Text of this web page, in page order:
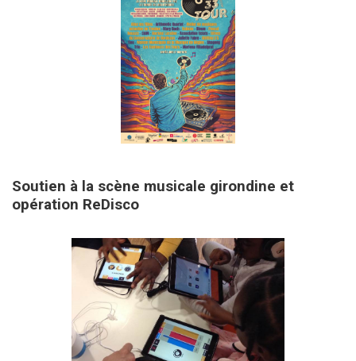
Soutien à la scène musicale girondine et
opération ReDisco